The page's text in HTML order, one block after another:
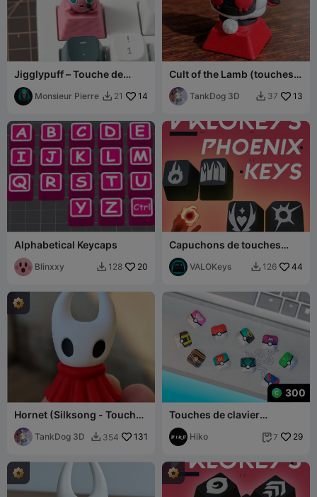
Jigglypuff – Touche de
clavier mécanique
Pokémon
Monsieur Pierre  21 14
Cult of the Lamb (touches
de clavier)
TankDog 3D  37 13
Alphabetical Keycaps
Blinxxy  128 20
Capuchons de touches
Phoenix
VALOKeys  126 44
Hornet (Silksong - Touches
de clavier)
TankDog 3D  354 131
300
Touches de clavier
Pokéballs - Clavier
mécanique
Hiko  7 29